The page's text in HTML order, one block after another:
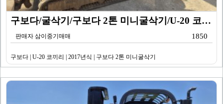
구보다/굴삭기/구보다 2톤 미니굴삭기/U-20 코끼리/…
판매자 삼이중기매매 1850
구보다 | U-20 코끼리 | 2017년식 | 구보다 2톤 미니굴삭기